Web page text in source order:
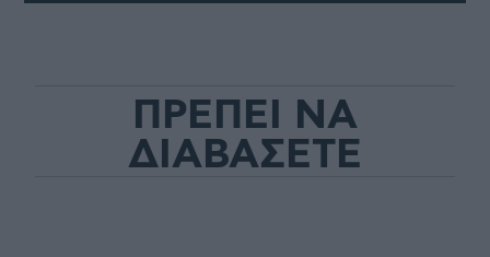
ΠΡΕΠΕΙ ΝΑ
ΔΙΑΒΑΣΕΤΕ